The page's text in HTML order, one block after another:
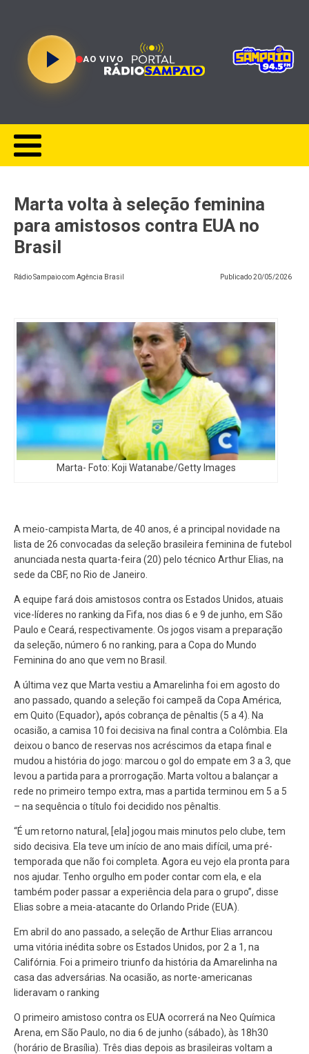
AO VIVO
Marta volta à seleção feminina
para amistosos contra EUA no
Brasil
Rádio Sampaio com Agência Brasil Publicado20/05/2026
Marta- Foto: Koji Watanabe/Getty Images
A meio-campista Marta, de 40 anos, é a principal novidade na
lista de 26 convocadas da seleção brasileira feminina de futebol
anunciada nesta quarta-feira (20) pelo técnico Arthur Elias, na
sede da CBF, no Rio de Janeiro.
A equipe fará dois amistosos contra os Estados Unidos, atuais
vice-líderes no ranking da Fifa, nos dias 6 e 9 de junho, em São
Paulo e Ceará, respectivamente. Os jogos visam a preparação
da seleção, número 6 no ranking, para a Copa do Mundo
Feminina do ano que vem no Brasil.
A última vez que Marta vestiu a Amarelinha foi em agosto do
ano passado, quando a seleção foi campeã da Copa América,
em Quito (Equador), após cobrança de pênaltis (5 a 4). Na
ocasião, a camisa 10 foi decisiva na final contra a Colômbia. Ela
deixou o banco de reservas nos acréscimos da etapa final e
mudou a história do jogo: marcou o gol do empate em 3 a 3, que
levou a partida para a prorrogação. Marta voltou a balançar a
rede no primeiro tempo extra, mas a partida terminou em 5 a 5
– na sequência o título foi decidido nos pênaltis.
“É um retorno natural, [ela] jogou mais minutos pelo clube, tem
sido decisiva. Ela teve um início de ano mais difícil, uma pré-
temporada que não foi completa. Agora eu vejo ela pronta para
nos ajudar. Tenho orgulho em poder contar com ela, e ela
também poder passar a experiência dela para o grupo”, disse
Elias sobre a meia-atacante do Orlando Pride (EUA).
Em abril do ano passado, a seleção de Arthur Elias arrancou
uma vitória inédita sobre os Estados Unidos, por 2 a 1, na
Califórnia. Foi a primeiro triunfo da história da Amarelinha na
casa das adversárias. Na ocasião, as norte-americanas
lideravam o ranking
O primeiro amistoso contra os EUA ocorrerá na Neo Química
Arena, em São Paulo, no dia 6 de junho (sábado), às 18h30
(horário de Brasília). Três dias depois as brasileiras voltam a